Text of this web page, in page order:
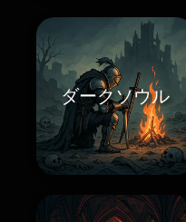
ダークソウル